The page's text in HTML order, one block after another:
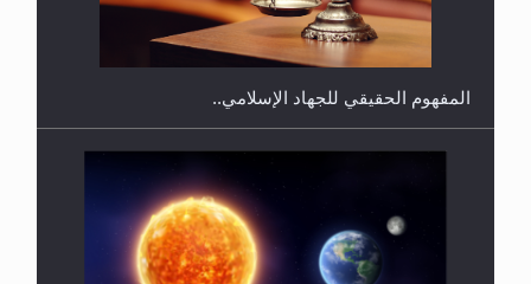
المحجبات؟
المفهوم الحقيقي للجهاد الإسلامي..